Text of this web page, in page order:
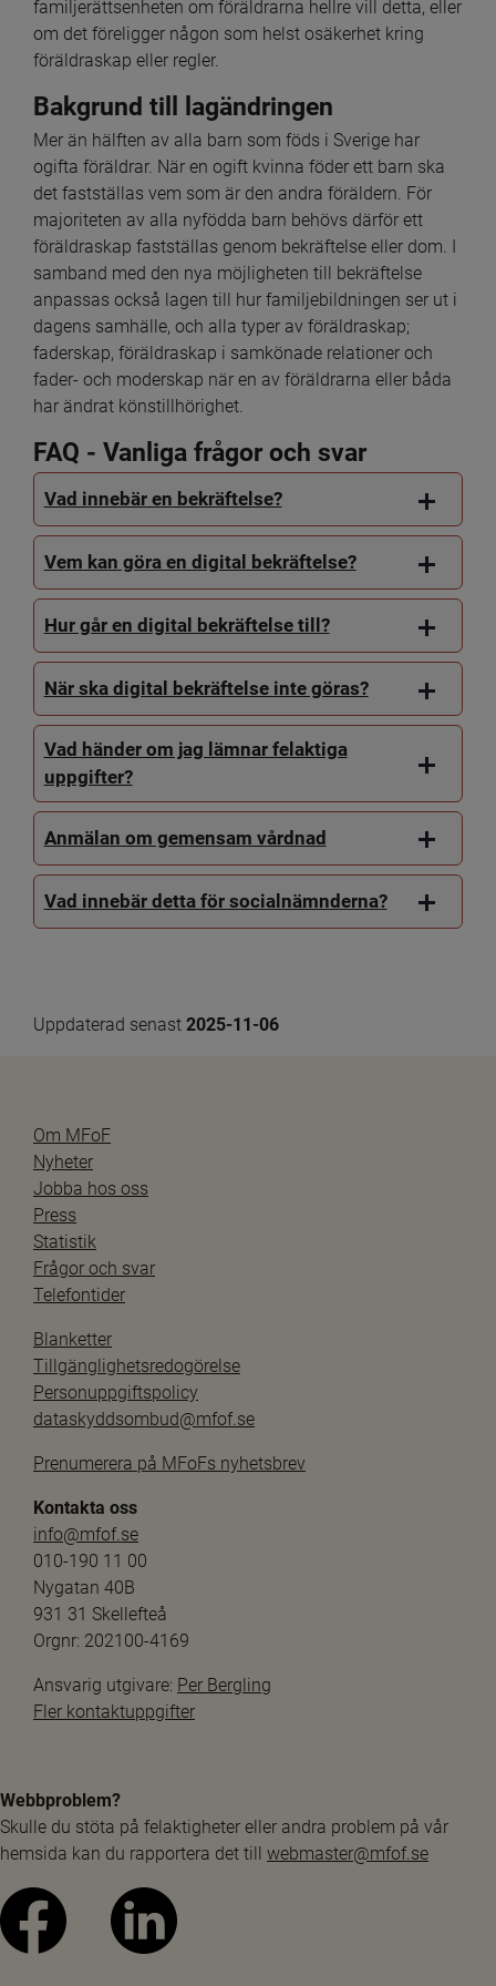
familjerättsenheten om föräldrarna hellre vill detta, eller
om det föreligger någon som helst osäkerhet kring
föräldraskap eller regler.
Bakgrund till lagändringen
Mer än hälften av alla barn som föds i Sverige har
ogifta föräldrar. När en ogift kvinna föder ett barn ska
det fastställas vem som är den andra föräldern. För
majoriteten av alla nyfödda barn behövs därför ett
föräldraskap fastställas genom bekräftelse eller dom. I
samband med den nya möjligheten till bekräftelse
anpassas också lagen till hur familjebildningen ser ut i
dagens samhälle, och alla typer av föräldraskap;
faderskap, föräldraskap i samkönade relationer och
fader- och moderskap när en av föräldrarna eller båda
har ändrat könstillhörighet.
FAQ - Vanliga frågor och svar
Vad innebär en bekräftelse?
Vem kan göra en digital bekräftelse?
Hur går en digital bekräftelse till?
När ska digital bekräftelse inte göras?
Vad händer om jag lämnar felaktiga
uppgifter?
Anmälan om gemensam vårdnad
Vad innebär detta för socialnämnderna?
Uppdaterad senast 2025-11-06
Om MFoF
Nyheter
Jobba hos oss
Press
Statistik
Frågor och svar
Telefontider
Blanketter
Tillgänglighetsredogörelse
Personuppgiftspolicy
dataskyddsombud@mfof.se
Prenumerera på MFoFs nyhetsbrev
Kontakta oss
info@mfof.se
010-190 11 00
Nygatan 40B
931 31 Skellefteå
Orgnr: 202100-4169
Ansvarig utgivare: Per Bergling
Fler kontaktuppgifter
Webbproblem?
Skulle du stöta på felaktigheter eller andra problem på vår
hemsida kan du rapportera det till webmaster@mfof.se